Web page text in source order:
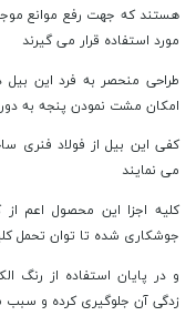
هستند که جهت رفع موانع
مورد استفاده قرار می گیرند
طراحی منحصر به فرد این
امکان مشت نمودن پنجه به
کفی این بیل از فولاد فنری
می نمایند
کلیه اجزا این محصول اعم
جوشکاری شده تا توان تحمل
و در پایان استفاده از رنگ
زدگی آن جلوگیری کرده و